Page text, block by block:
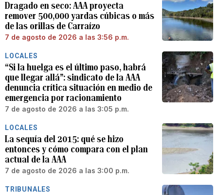
Dragado en seco: AAA proyecta
remover 500,000 yardas cúbicas o más
de las orillas de Carraízo
7 de agosto de 2026 a las 3:56 p.m.
LOCALES
“Si la huelga es el último paso, habrá
que llegar allá”: sindicato de la AAA
denuncia crítica situación en medio de
emergencia por racionamiento
7 de agosto de 2026 a las 3:05 p.m.
LOCALES
La sequía del 2015: qué se hizo
entonces y cómo compara con el plan
actual de la AAA
7 de agosto de 2026 a las 3:00 p.m.
TRIBUNALES